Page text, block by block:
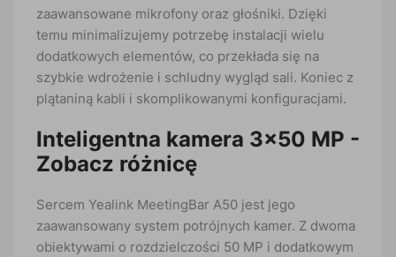
zaawansowane mikrofony oraz głośniki. Dzięki
temu minimalizujemy potrzebę instalacji wielu
dodatkowych elementów, co przekłada się na
szybkie wdrożenie i schludny wygląd sali. Koniec z
plątaniną kabli i skomplikowanymi konfiguracjami.
Inteligentna kamera 3×50 MP -
Zobacz różnicę
Sercem Yealink MeetingBar A50 jest jego
zaawansowany system potrójnych kamer. Z dwoma
obiektywami o rozdzielczości 50 MP i dodatkowym